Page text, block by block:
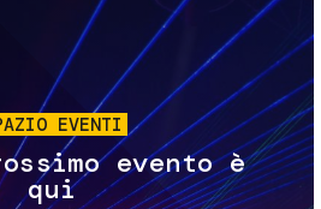
Immagine
EVENTI
evento è
qui